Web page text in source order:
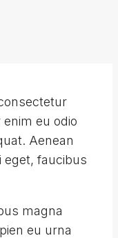
eu odio
Aenean
faucibus
magna
eu urna